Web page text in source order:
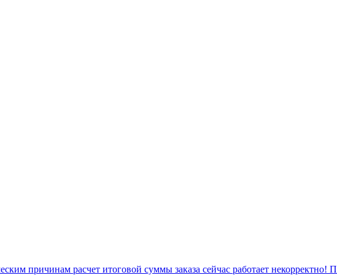
причинам расчет итоговой суммы заказа сейчас работает